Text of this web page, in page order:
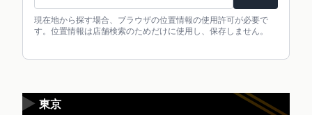
現在地から探す場合、ブラウザの位置情報の使用許可が必要で
す。位置情報は店舗検索のためだけに使用し、保存しません。
東京
▶